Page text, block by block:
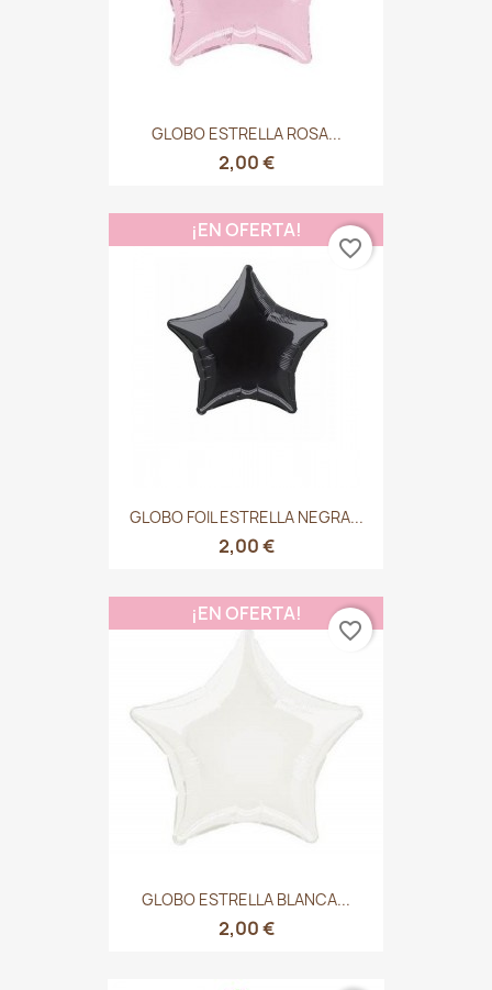
GLOBO ESTRELLA ROSA...
2,00 €
GLOBO FOIL ESTRELLA NEGRA...
2,00 €
¡EN OFERTA!
favorite_border
GLOBO ESTRELLA BLANCA...
2,00 €
¡EN OFERTA!
favorite_border